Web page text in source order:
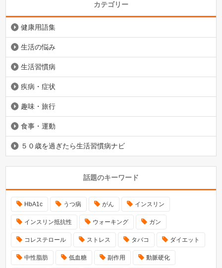
カテゴリー
健康用語集
生活の悩み
生活習慣病
疾病・症状
趣味・旅行
食事・運動
５０歳を過ぎたら生活習慣病ナビ
話題のキーワード
HbA1c うつ病 がん インスリン
インスリン抵抗性 ウォーキング ガン
コレステロール ストレス タバコ ダイエット
中性脂肪 低血糖 副作用 動脈硬化